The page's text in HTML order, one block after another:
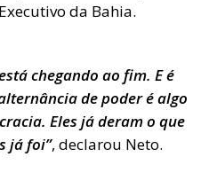
da Bahia.
chegando ao fim. E é
de poder é algo
Eles já deram o que
já foi”, declarou Neto.